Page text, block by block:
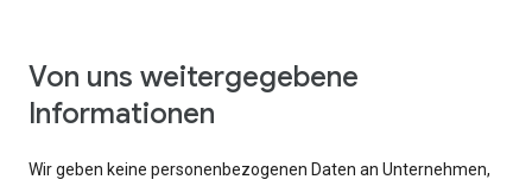
Von uns weitergegebene
Informationen
Wir geben keine personenbezogenen Daten an Unternehmen,